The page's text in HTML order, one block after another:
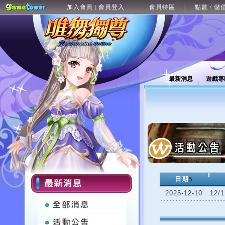
加入會員 | 會員登入 會員特區 點數 / 儲
最新消息 遊戲
日期 5
2025-12-10
12/